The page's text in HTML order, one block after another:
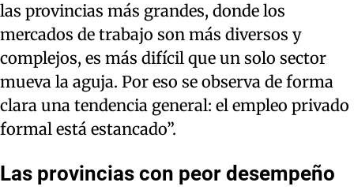
las provincias más grandes, donde los
mercados de trabajo son más diversos y
complejos, es más difícil que un solo sector
mueva la aguja. Por eso se observa de forma
clara una tendencia general: el empleo privado
formal está estancado”.
Las provincias con peor desempeño